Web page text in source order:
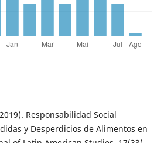
Responsabilidad Social
y Desperdicios de Alimentos en